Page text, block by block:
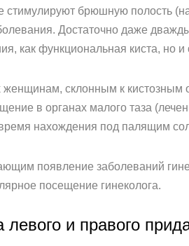
стимулируют брюшную полость
Достаточно даже
как функциональная киста, но
склонным к кистозным
в органах малого таза
нахождения под палящим
появление заболеваний
посещение гинеколога.
левого и правого